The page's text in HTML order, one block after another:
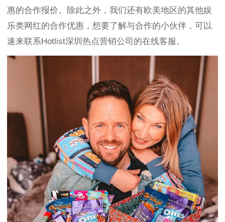
惠的合作报价。除此之外，我们还有欧美地区的其他娱
乐类网红的合作优惠，想要了解与合作的小伙伴，可以
速来联系Hotlist深圳热点营销公司的在线客服。